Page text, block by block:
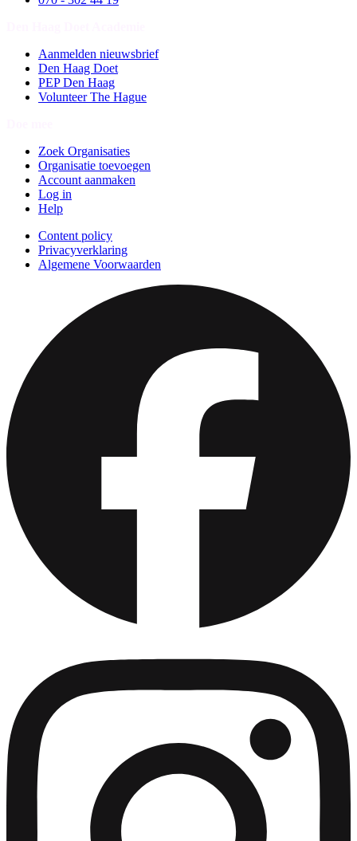
Aanmelden nieuwsbrief
Den Haag Doet
PEP Den Haag
Volunteer The Hague
Zoek Organisaties
Organisatie toevoegen
Account aanmaken
Log in
Help
Content policy
Privacyverklaring
Algemene Voorwaarden